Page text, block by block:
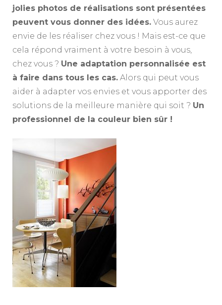
jolies photos de réalisations sont présentées
peuvent vous donner des idées. Vous aurez
envie de les réaliser chez vous ! Mais est-ce que
cela répond vraiment à votre besoin à vous,
chez vous ? Une adaptation personnalisée est
à faire dans tous les cas. Alors qui peut vous
aider à adapter vos envies et vous apporter des
solutions de la meilleure manière qui soit ? Un
professionnel de la couleur bien sûr !